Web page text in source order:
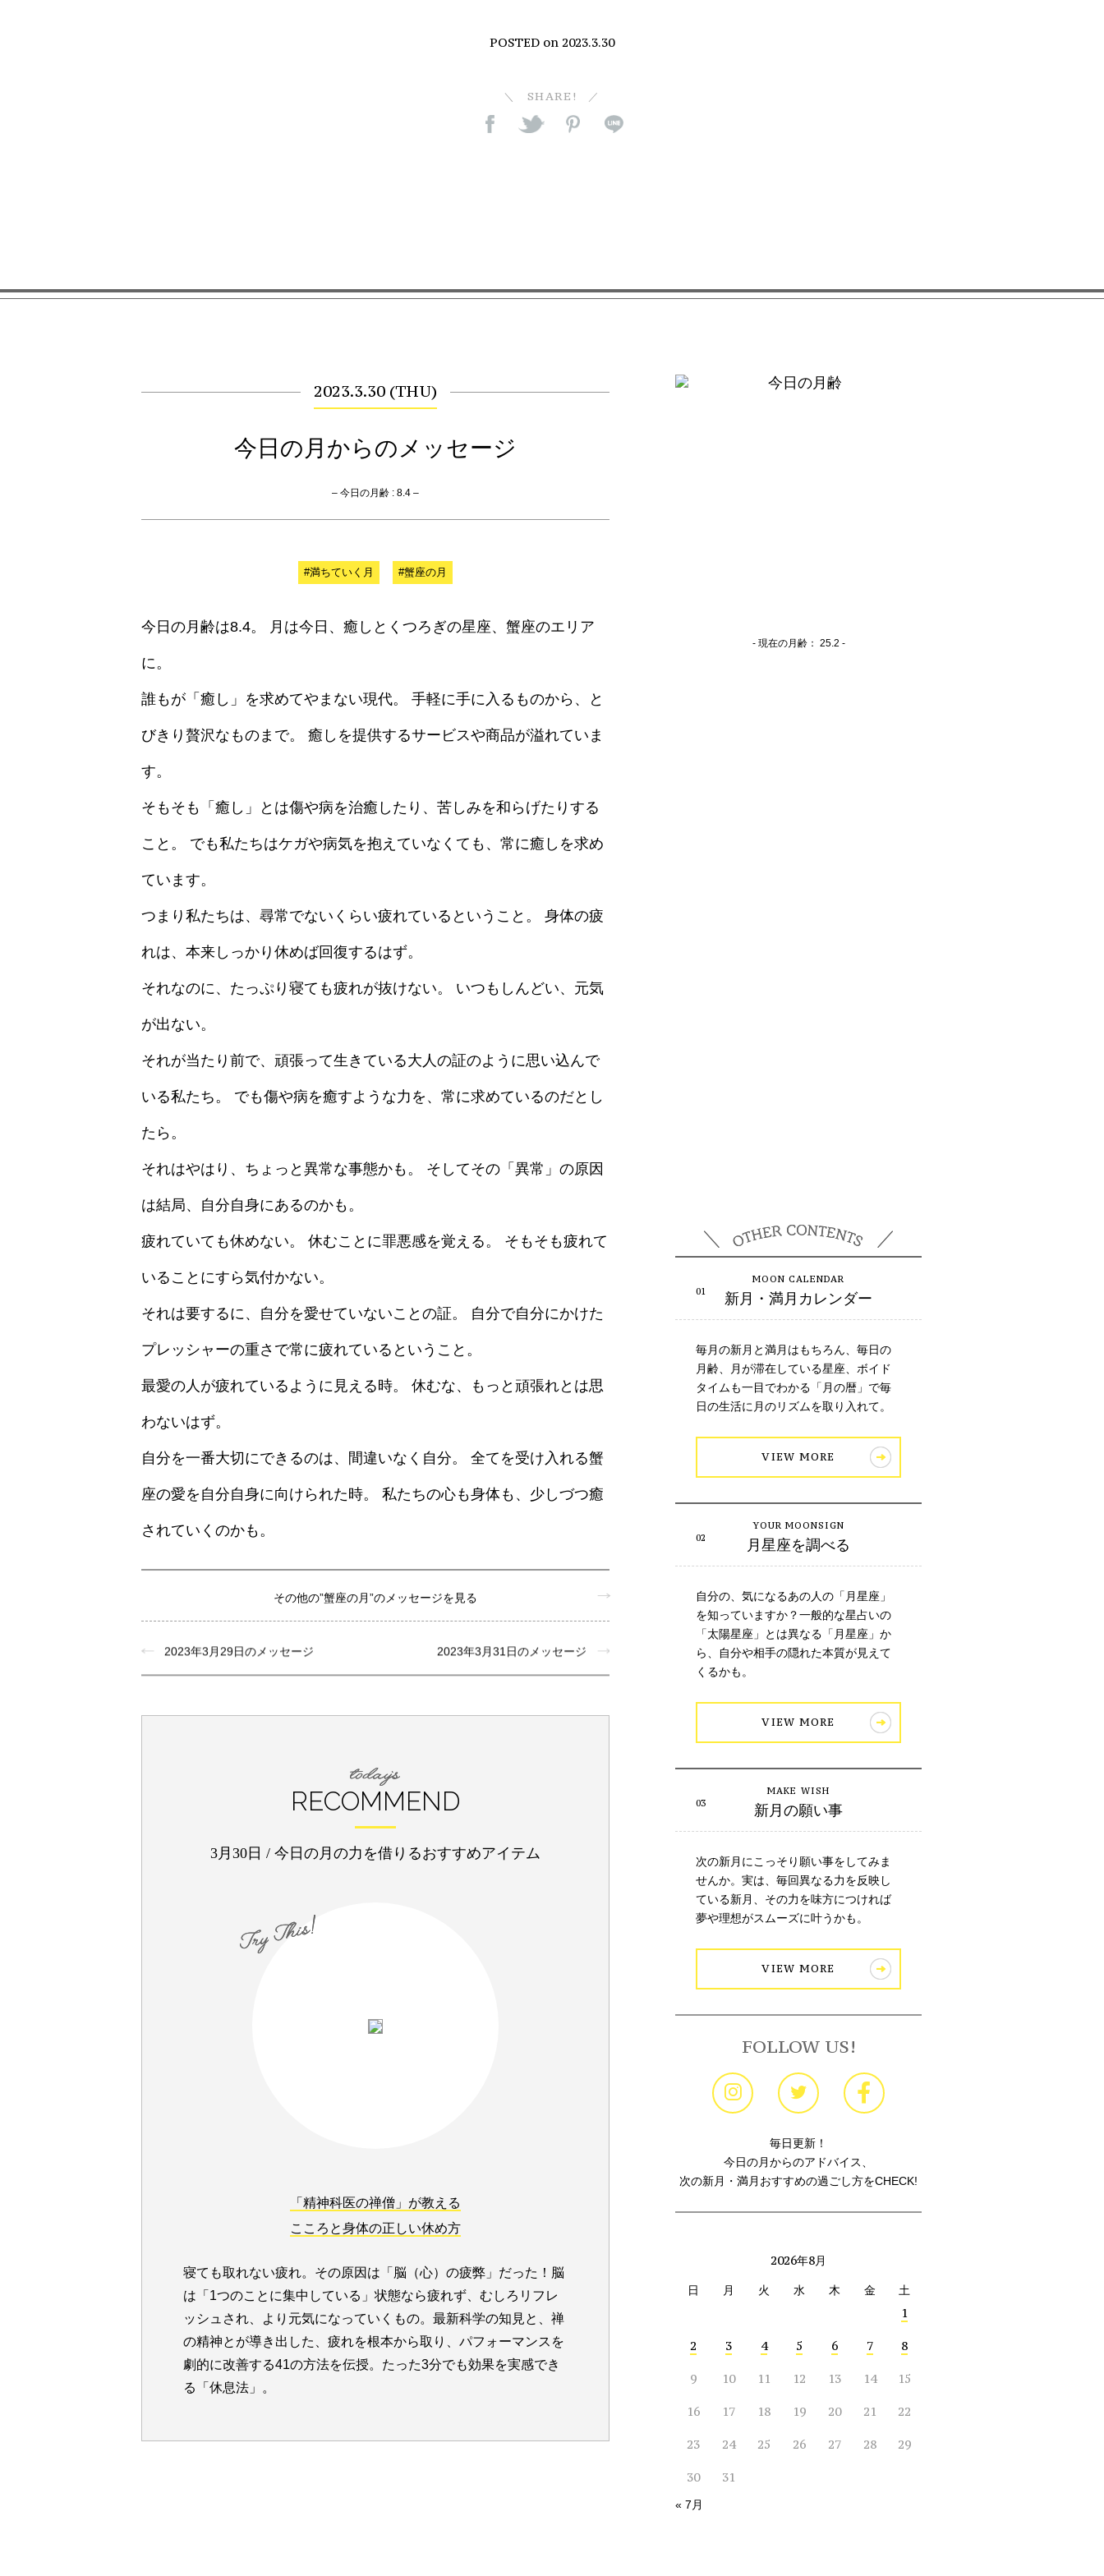
POSTED on 2023.3.30
SHARE!
2023.3.30 (THU)
今日の月からのメッセージ
– 今日の月齢 : 8.4 –
#満ちていく月 #蟹座の月
今日の月齢は8.4。 月は今日、癒しとくつろぎの星座、蟹座のエリア
に。
誰もが「癒し」を求めてやまない現代。 手軽に手に入るものから、と
びきり贅沢なものまで。 癒しを提供するサービスや商品が溢れていま
す。
そもそも「癒し」とは傷や病を治癒したり、苦しみを和らげたりする
こと。 でも私たちはケガや病気を抱えていなくても、常に癒しを求め
ています。
つまり私たちは、尋常でないくらい疲れているということ。 身体の疲
れは、本来しっかり休めば回復するはず。
それなのに、たっぷり寝ても疲れが抜けない。 いつもしんどい、元気
が出ない。
それが当たり前で、頑張って生きている大人の証のように思い込んで
いる私たち。 でも傷や病を癒すような力を、常に求めているのだとし
たら。
それはやはり、ちょっと異常な事態かも。 そしてその「異常」の原因
は結局、自分自身にあるのかも。
疲れていても休めない。 休むことに罪悪感を覚える。 そもそも疲れて
いることにすら気付かない。
それは要するに、自分を愛せていないことの証。 自分で自分にかけた
プレッシャーの重さで常に疲れているということ。
最愛の人が疲れているように見える時。 休むな、もっと頑張れとは思
わないはず。
自分を一番大切にできるのは、間違いなく自分。 全てを受け入れる蟹
座の愛を自分自身に向けられた時。 私たちの心も身体も、少しづつ癒
されていくのかも。
その他の”蟹座の月”のメッセージを見る
2023年3月29日のメッセージ 2023年3月31日のメッセージ
RECOMMEND
3月30日 / 今日の月の力を借りるおすすめアイテム
「精神科医の禅僧」が教える
こころと身体の正しい休め方
寝ても取れない疲れ。その原因は「脳（心）の疲弊」だった！脳
は「1つのことに集中している」状態なら疲れず、むしろリフレ
ッシュされ、より元気になっていくもの。最新科学の知見と、禅
の精神とが導き出した、疲れを根本から取り、パフォーマンスを
劇的に改善する41の方法を伝授。たった3分でも効果を実感でき
る「休息法」。
- 現在の月齢： 25.2 -
新月・満月カレンダー
毎月の新月と満月はもちろん、毎日の
月齢、月が滞在している星座、ボイド
タイムも一目でわかる「月の暦」で毎
日の生活に月のリズムを取り入れて。
VIEW MORE
月星座を調べる
自分の、気になるあの人の「月星座」
を知っていますか？一般的な星占いの
「太陽星座」とは異なる「月星座」か
ら、自分や相手の隠れた本質が見えて
くるかも。
VIEW MORE
新月の願い事
次の新月にこっそり願い事をしてみま
せんか。実は、毎回異なる力を反映し
ている新月、その力を味方につければ
夢や理想がスムーズに叶うかも。
VIEW MORE
FOLLOW US!
毎日更新！
今日の月からのアドバイス、
次の新月・満月おすすめの過ごし方をCHECK!
2026年8月
日 月 火 水 木 金 土
1
2 3 4 5 6 7 8
9 10 11 12 13 14 15
16 17 18 19 20 21 22
23 24 25 26 27 28 29
30 31
« 7月